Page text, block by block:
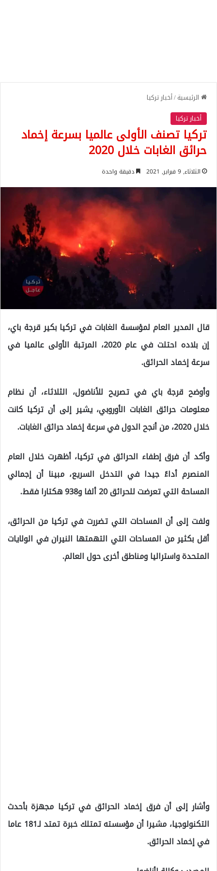
الرئيسية/أخبار تركيا
أخبار تركيا
تركيا تصنف الأولى عالميا بسرعة إخماد
حرائق الغابات خلال 2020
الثلاثاء, 9 فبراير, 2021 دقيقة واحدة
قال المدير العام لمؤسسة الغابات في تركيا بكير قرجة باي،
إن بلاده احتلت في عام 2020، المرتبة الأولى عالميا في
سرعة إخماد الحرائق.
وأوضح قرجة باي في تصريح للأناضول، الثلاثاء، أن نظام
معلومات حرائق الغابات الأوروبي، يشير إلى أن تركيا كانت
خلال 2020، من أنجح الدول في سرعة إخماد حرائق الغابات.
وأكد أن فرق إطفاء الحرائق في تركيا، أظهرت خلال العام
المنصرم أداءً جيدا في التدخل السريع، مبينا أن إجمالي
المساحة التي تعرضت للحرائق 20 ألفا و938 هكتارا فقط.
ولفت إلى أن المساحات التي تضررت في تركيا من الحرائق،
أقل بكثير من المساحات التي التهمتها النيران في الولايات
المتحدة واستراليا ومناطق أخرى حول العالم.
وأشار إلى أن فرق إخماد الحرائق في تركيا مجهزة بأحدث
التكنولوجيا، مشيرا أن مؤسسته تمتلك خبرة تمتد لـ181 عاما
في إخماد الحرائق.